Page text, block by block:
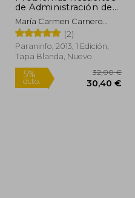
de Administración de
la Producción y
Operaciones
María Carmen Carnero
Moya
(2)
Paraninfo, 2013, 1 Edición,
Tapa Blanda, Nuevo